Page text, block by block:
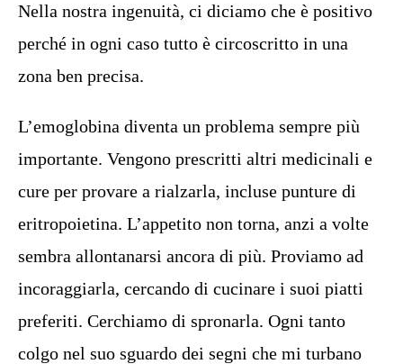
Nella nostra ingenuità, ci diciamo che è positivo
perché in ogni caso tutto è circoscritto in una
zona ben precisa.
L’emoglobina diventa un problema sempre più
importante. Vengono prescritti altri medicinali e
cure per provare a rialzarla, incluse punture di
eritropoietina. L’appetito non torna, anzi a volte
sembra allontanarsi ancora di più. Proviamo ad
incoraggiarla, cercando di cucinare i suoi piatti
preferiti. Cerchiamo di spronarla. Ogni tanto
colgo nel suo sguardo dei segni che mi turbano